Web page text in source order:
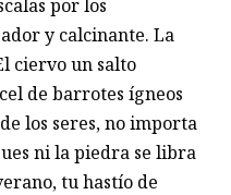
por los
y calcinante. La
ciervo un salto
de barrotes ígneos
los seres, no importa
ni la piedra se libra
tu hastío de